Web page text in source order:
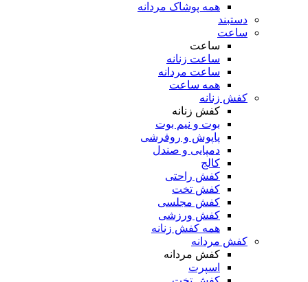
همه پوشاک مردانه
دستبند
ساعت
ساعت
ساعت زنانه
ساعت مردانه
همه ساعت
کفش زنانه
کفش زنانه
بوت و نیم بوت
پاپوش و روفرشی
دمپایی و صندل
کالج
کفش راحتی
کفش تخت
کفش مجلسی
کفش ورزشی
همه کفش زنانه
کفش مردانه
کفش مردانه
اسپرت